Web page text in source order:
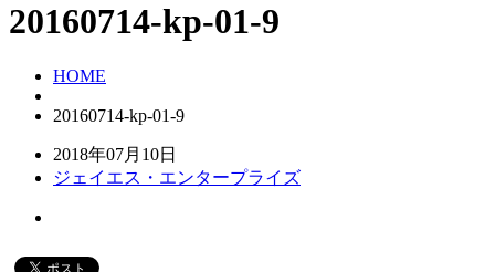
20160714-kp-01-9
HOME
20160714-kp-01-9
2018年07月10日
ジェイエス・エンタープライズ